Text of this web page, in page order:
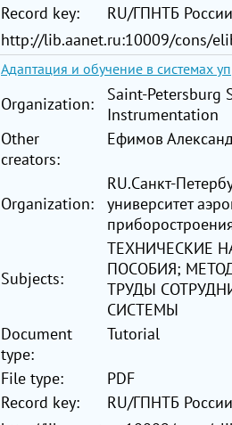
Record key:
RU/ГПНТБ
http://lib.aanet.ru:10009/cons/
Адаптация и обучение в системах
Organization:
Saint-Petersburg
Instrumentation
Other
creators:
Ефимов
Organization:
RU.Санкт-
университет
Subjects:
ТЕХНИЧЕСКИЕ
ПОСОБИЯ;
ТРУДЫ
СИСТЕМЫ
Document
type:
Tutorial
File type:
PDF
Record key:
RU/ГПНТБ